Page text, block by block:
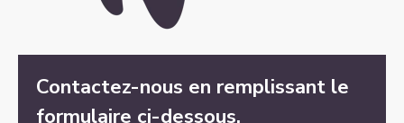
Contactez-nous en remplissant le
formulaire ci-dessous.